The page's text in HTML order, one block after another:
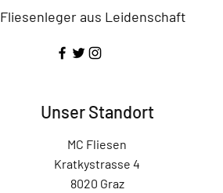
Fliesenleger aus Leidenschaft
Unser Standort
MC Fliesen
Kratkystrasse 4
8020 Graz